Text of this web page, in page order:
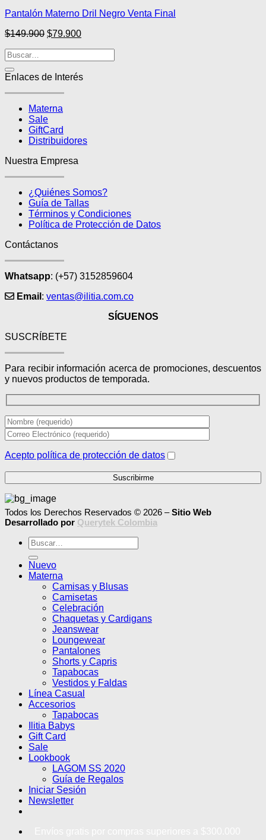
variantes.
opciones
se
pueden
elegir
en
la
producto
Pantalón Materno Dril Negro Venta Final
$149.900 El
$149.900.
$79.900El
$79.900.
Enlaces de Interés
Materna
Sale
GiftCard
Distribuidores
Nuestra Empresa
¿Quiénes Somos?
Guía de Tallas
Términos y Condiciones
Política de Protección de Datos
Contáctanos
Whatsapp: (+57) 3152859604
Email : ventas@ilitia.com.co
SÍGUENOS
SUSCRÍBETE
Para recibir información acerca de promociones, descuentos
y nuevos productos de temporada.
Acepto política de protección de datos
Todos los Derechos Reservados © 2026 –Sitio Web
Desarrollado por Querytek Colombia
Buscar
por:
Nuevo
Materna
Camisas y Blusas
Camisetas
Celebración
Chaquetas y Cardigans
Jeanswear
Loungewear
Pantalones
Shorts y Capris
Tapabocas
Vestidos y Faldas
Línea Casual
Accesorios
Tapabocas
Ilitia Babys
Gift Card
Sale
Lookbook
LAGOM SS 2020
Guía de Regalos
Iniciar Sesión
Newsletter